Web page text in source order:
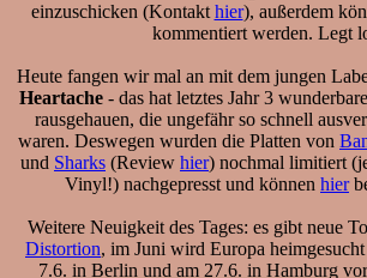
einzuschicken (Kontakt hier), außerdem
kommentiert werden. Legt
Heute fangen wir mal an mit dem jungen
Heartache - das hat letztes Jahr 3
rausgehauen, die ungefähr so schnell
waren. Deswegen wurden die Platten von
und Sharks (Review hier) nochmal limitiert
Vinyl!) nachgepresst und können hier
Weitere Neuigkeit des Tages: es gibt neue
Distortion, im Juni wird Europa
7.6. in Berlin und am 27.6. in Hamburg